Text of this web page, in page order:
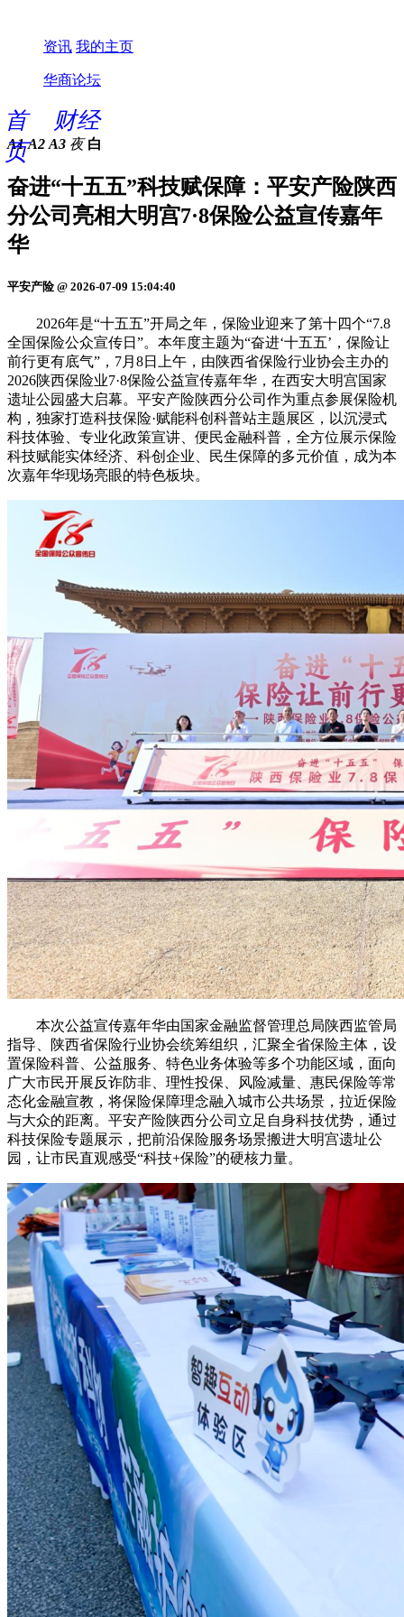
资讯 我的主页
华商论坛
首
页
财经
A1 A2 A3 夜 白
奋进“十五五”科技赋保障：平安产险陕西
分公司亮相大明宫7·8保险公益宣传嘉年
华
平安产险 @ 2026-07-09 15:04:40
2026年是“十五五”开局之年，保险业迎来了第十四个“7.8
全国保险公众宣传日”。本年度主题为“奋进‘十五五’，保险让
前行更有底气”，7月8日上午，由陕西省保险行业协会主办的
2026陕西保险业7·8保险公益宣传嘉年华，在西安大明宫国家
遗址公园盛大启幕。平安产险陕西分公司作为重点参展保险机
构，独家打造科技保险·赋能科创科普站主题展区，以沉浸式
科技体验、专业化政策宣讲、便民金融科普，全方位展示保险
科技赋能实体经济、科创企业、民生保障的多元价值，成为本
次嘉年华现场亮眼的特色板块。
本次公益宣传嘉年华由国家金融监督管理总局陕西监管局
指导、陕西省保险行业协会统筹组织，汇聚全省保险主体，设
置保险科普、公益服务、特色业务体验等多个功能区域，面向
广大市民开展反诈防非、理性投保、风险减量、惠民保险等常
态化金融宣教，将保险保障理念融入城市公共场景，拉近保险
与大众的距离。平安产险陕西分公司立足自身科技优势，通过
科技保险专题展示，把前沿保险服务场景搬进大明宫遗址公
园，让市民直观感受“科技+保险”的硬核力量。